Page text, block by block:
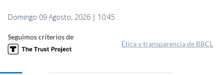
Domingo 09 Agosto, 2026 | 10:45
Seguimos criterios de
Ética y transparencia de BBCL